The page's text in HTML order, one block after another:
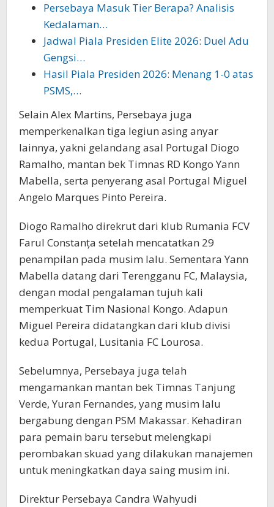
Persebaya Masuk Tier Berapa? Analisis
Kedalaman…
Jadwal Piala Presiden Elite 2026: Duel Adu
Gengsi…
Hasil Piala Presiden 2026: Menang 1-0 atas
PSMS,…
Selain Alex Martins, Persebaya juga
memperkenalkan tiga legiun asing anyar
lainnya, yakni gelandang asal Portugal Diogo
Ramalho, mantan bek Timnas RD Kongo Yann
Mabella, serta penyerang asal Portugal Miguel
Angelo Marques Pinto Pereira.
Diogo Ramalho direkrut dari klub Rumania FCV
Farul Constanța setelah mencatatkan 29
penampilan pada musim lalu. Sementara Yann
Mabella datang dari Terengganu FC, Malaysia,
dengan modal pengalaman tujuh kali
memperkuat Tim Nasional Kongo. Adapun
Miguel Pereira didatangkan dari klub divisi
kedua Portugal, Lusitania FC Lourosa.
Sebelumnya, Persebaya juga telah
mengamankan mantan bek Timnas Tanjung
Verde, Yuran Fernandes, yang musim lalu
bergabung dengan PSM Makassar. Kehadiran
para pemain baru tersebut melengkapi
perombakan skuad yang dilakukan manajemen
untuk meningkatkan daya saing musim ini.
Direktur Persebaya Candra Wahyudi